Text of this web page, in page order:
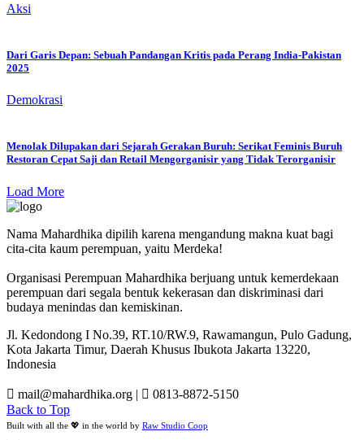
Aksi
Dari Garis Depan: Sebuah Pandangan Kritis pada Perang India-Pakistan
2025
Demokrasi
Menolak Dilupakan dari Sejarah Gerakan Buruh: Serikat Feminis Buruh
Restoran Cepat Saji dan Retail Mengorganisir yang Tidak Terorganisir
Load More
Nama Mahardhika dipilih karena mengandung makna kuat bagi
cita-cita kaum perempuan, yaitu Merdeka!
Organisasi Perempuan Mahardhika berjuang untuk kemerdekaan
perempuan dari segala bentuk kekerasan dan diskriminasi dari
budaya menindas dan kemiskinan.
Jl. Kedondong I No.39, RT.10/RW.9, Rawamangun, Pulo Gadung,
Kota Jakarta Timur, Daerah Khusus Ibukota Jakarta 13220,
Indonesia
mail@mahardhika.org |
0813-8872-5150
Back to Top
Built with all the 💖 in the world by Raw Studio Coop